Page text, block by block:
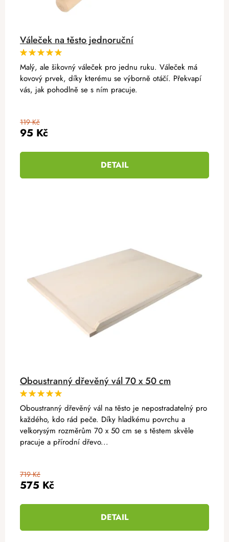
Váleček na těsto jednoruční
95 Kč
119 Kč
DETAIL
Malý, ale šikovný váleček pro jednu ruku. Váleček má
kovový prvek, díky kterému se výborně otáčí. Překvapí
vás, jak pohodlně se s ním pracuje.
Oboustranný dřevěný vál 70 x 50 cm
575 Kč
719 Kč
DETAIL
Oboustranný dřevěný vál na těsto je nepostradatelný pro
každého, kdo rád peče. Díky hladkému povrchu a
velkorysým rozměrům 70 x 50 cm se s těstem skvěle
pracuje a přírodní dřevo...